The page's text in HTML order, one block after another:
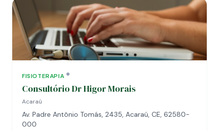
FISIOTERAPIA
Consultório Dr Higor Morais
Acaraú
Av. Padre Antônio Tomás, 2435, Acaraú, CE, 62580-
000